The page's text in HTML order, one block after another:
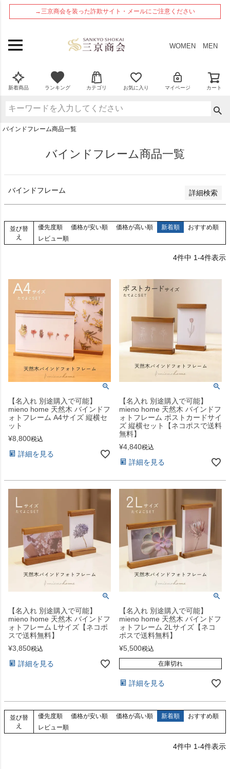
→三京商会を装った詐欺サイト・メールにご注意ください
WOMEN MEN
新着商品 ランキング カテゴリ お気に入り マイページ カート
バインドフレーム商品一覧
バインドフレーム商品一覧
バインドフレーム 詳細検索
在庫なし商品
在庫なし商品を表示しない
新着順
価格が安い順
レビュー順
並び替
え
優先度順 価格が安い順 価格が高い順 新着順
おすすめ順
レビュー順
4件中 1-4件表示
【名入れ 別途購入で可能】
mieno home 天然木 バインドフ
ォトフレーム A4サイズ 縦横セ
ット
¥8,800税込
詳細を見る
【名入れ 別途購入で可能】
mieno home 天然木 バインドフ
ォトフレーム ポストカードサイ
ズ 縦横セット【ネコポスで送料
無料】
¥4,840税込
詳細を見る
【名入れ 別途購入で可能】
mieno home 天然木 バインドフ
ォトフレーム Lサイズ【ネコポ
スで送料無料】
¥3,850税込
詳細を見る
【名入れ 別途購入で可能】
mieno home 天然木 バインドフ
ォトフレーム 2Lサイズ【ネコ
ポスで送料無料】
¥5,500税込
在庫切れ
詳細を見る
並び替
え
優先度順 価格が安い順 価格が高い順 新着順
おすすめ順
レビュー順
4件中 1-4件表示
ペー